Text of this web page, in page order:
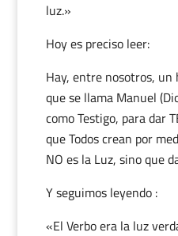
luz.»
Hoy es preciso leer:
Hay, entre nosotros, un
que se llama Manuel
como Testigo, para dar
que Todos crean por
NO es la Luz, sino que
Y seguimos leyendo :
«El Verbo era la luz